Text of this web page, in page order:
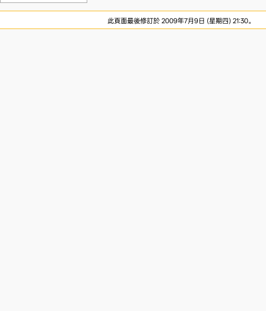
此頁面最後修訂於 2009年7月9日 (星期四) 21:30。